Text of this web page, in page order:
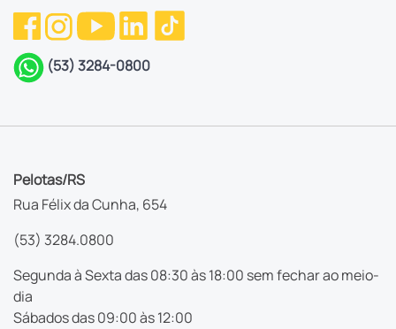
(53) 3284-0800
Pelotas/RS
Rua Félix da Cunha, 654
(53) 3284.0800
Segunda à Sexta das 08:30 às 18:00 sem fechar ao meio-
dia
Sábados das 09:00 às 12:00